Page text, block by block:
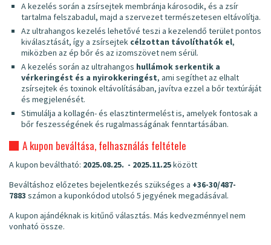
A kezelés során a zsírsejtek membránja károsodik, és a zsír
tartalma felszabadul, majd a szervezet természetesen eltávolítja.
Az ultrahangos kezelés lehetővé teszi a kezelendő terület pontos
kiválasztását, így a zsírsejtek célzottan távolíthatók el,
miközben az ép bőr és az izomszövet nem sérül.
A kezelés során az ultrahangos hullámok serkentik a
vérkeringést és a nyirokkeringést, ami segíthet az elhalt
zsírsejtek és toxinok eltávolításában, javítva ezzel a bőr textúráját
és megjelenését.
Stimulálja a kollagén- és elasztintermelést is, amelyek fontosak a
bőr feszességének és rugalmasságának fenntartásában.
A kupon beváltása, felhasználás feltétele
A kupon beváltható: 2025.08.25. - 2025.11.25között
Beváltáshoz előzetes bejelentkezés szükséges a +36-30/487-
7883 számon a kuponkódod utolsó 5 jegyének megadásával.
A kupon ajándéknak is kitűnő választás. Más kedvezménnyel nem
vonható össze.